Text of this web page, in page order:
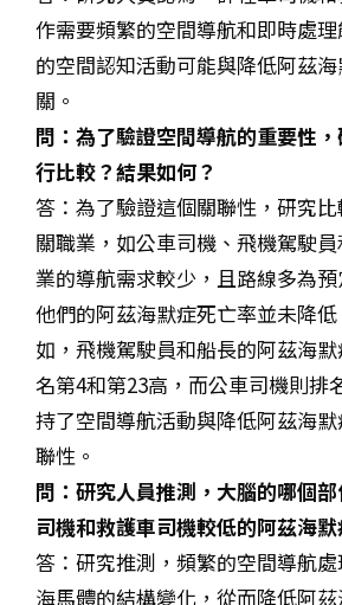
作需要頻繁的空間導航和即時處理
的空間認知活動可能與降低阿茲
關 。
問：為了驗證空間導航的重要性
行比較？結果如何？
答：為了驗證這個關聯性，研究
關職業，如公車司機、飛機駕駛
業的導航需求較少，且路線多為預
他們的阿茲海默症死亡率並未降
如，飛機駕駛員和船長的阿茲海
名第4和第23高，而公車司機則排
持了空間導航活動與降低阿茲海
聯性 。
問：研究人員推測，大腦的哪個
司機和救護車司機較低的阿茲海
答：研究推測， 頻繁的空間導航
海馬體的結構變化 ，從而降低阿